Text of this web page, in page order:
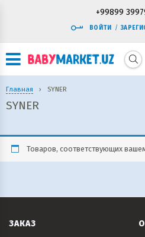
+99899
ВОЙТИ /
Главная › SYNER
SYNER
Товаров, соответствующих
ЗАКАЗ